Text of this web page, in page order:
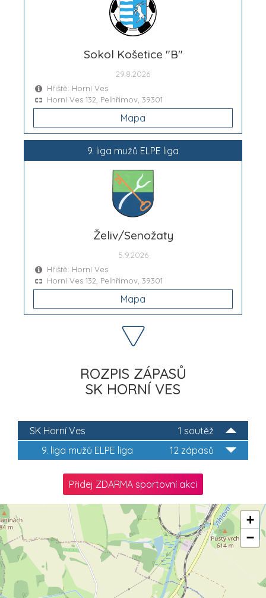
Sokol Košetice "B"
29.8.2026
Hřiště: Horní Ves
Horní Ves 132, Pelhřimov, 39301
Mapa
9. liga mužů ELPE liga
Želiv/Senožaty
5.9.2026
Hřiště: Horní Ves
Horní Ves 132, Pelhřimov, 39301
Mapa
ROZPIS ZÁPASŮ
SK HORNÍ VES
1 soutěž
SK Horní Ves
12 zápasů
9. liga mužů ELPE liga
Přidej ZDARMA sportovní akci
+
−